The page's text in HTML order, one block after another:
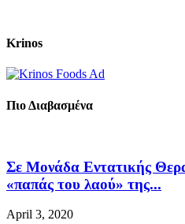
Krinos
Πιο Διαβασμένα
Σε Μονάδα Εντατικής
«παπάς του λαού» της...
April 3, 2020